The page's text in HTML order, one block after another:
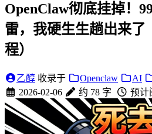
OpenClaw彻底挂掉！
雷，我硬生生趟出来了
程）
乙醇 收录于 Openclaw AI
2026-02-06
约 78 字 预计